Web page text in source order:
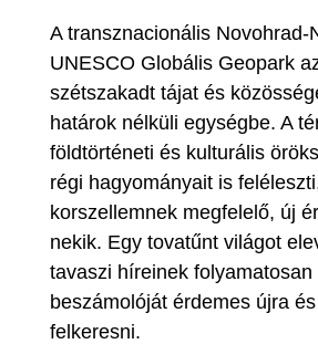
A transznacionális Novohrad-
UNESCO Globális Geopark
szétszakadt tájat és
határok nélküli egységbe. A
földtörténeti és kulturális
régi hagyományait is
korszellemnek megfelelő, új
nekik. Egy tovatűnt világot
tavaszi híreinek
beszámolóját érdemes újra
felkeresni.